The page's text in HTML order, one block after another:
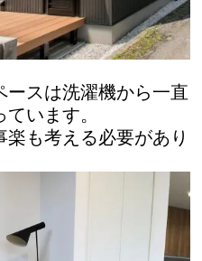
ースは洗濯機から一直
います。
も考える必要があり